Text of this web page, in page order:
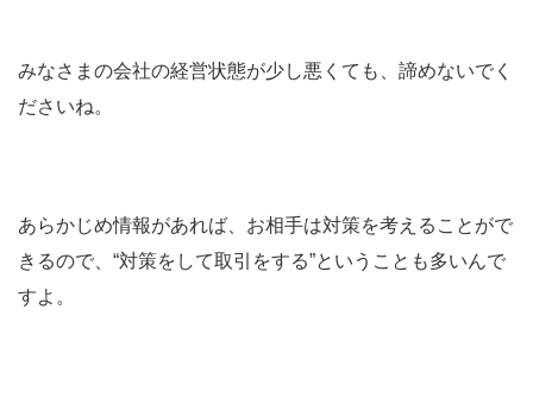
みなさまの会社の経営状態が少し悪くても、諦めないでく
ださいね。
あらかじめ情報があれば、お相手は対策を考えることがで
きるので、“対策をして取引をする”ということも多いんで
すよ。